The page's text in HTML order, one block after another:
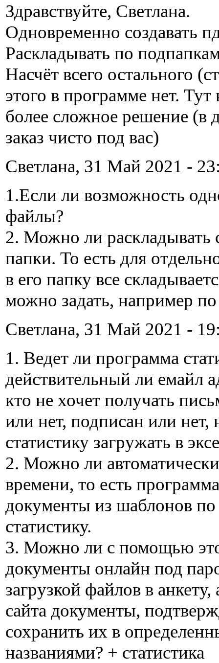
Здравствуйте, Светлана.
Одновременно создавать
Раскладывать по
Насчёт всего остального
этого в программе нет. Тут
более сложное решение (в
заказ чисто под вас)
Cветлана, 31 Май 2021 -
1.Если ли возможность
файлы?
2. Можно ли
папки. То есть для
в его папку все
можно задать, например
Cветлана, 31 Май 2021 -
1. Ведет ли программа
действительный ли емайл
кто не хочет получать
или нет, подписан или
статистику загружать в
2. Можно ли
времени, то есть
документы из шаблонов по
статистику.
3. Можно ли с помощью
документы онлайн под
загрузкой файлов в
сайта документы,
сохранить их в
названиями? + статистика